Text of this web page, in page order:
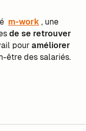
m-work , une
de se retrouver
pouraméliorer
être des salariés.